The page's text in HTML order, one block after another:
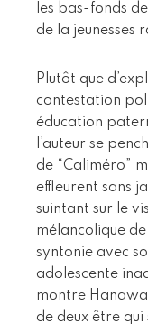
les bas-fonds
de la jeunesses
Plutôt que
contestation
éducation
l’auteur se
de “Caliméro”
effleurent sans
suintant sur le
mélancolique
syntonie avec
adolescente
montre Hanawa
de deux être qui